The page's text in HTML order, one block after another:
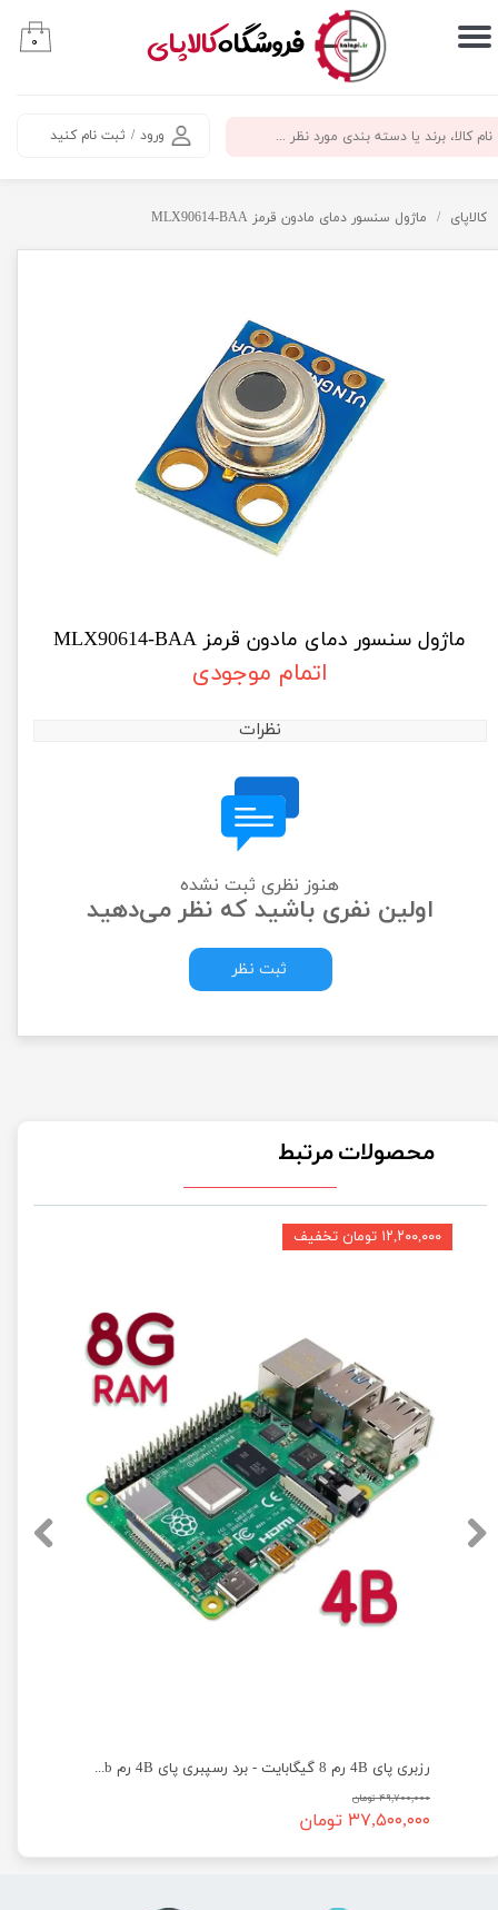
​فروشگاهکالاپای
ورود / ثبت نام کنید
حساب کاربری من
سفارشات
۰
کالاپای ماژول سنسور دمای مادون قرمز MLX90614-‌BAA
ماژول سنسور دمای مادون قرمز MLX90614-‌BAA
اتمام موجودی
نظرات
هنوز نظری ثبت نشده
اولین نفری باشید که نظر می‌دهید
ثبت نظر
محصولات مرتبط
رزبری پای 4B رم 8 گیگابایت - برد رسپبری پای 4B رم 8Gb
۴۹,۷۰۰,۰۰۰ تومان
۳۷,۵۰۰,۰۰۰ تومان
۱۲,۲۰۰,۰۰۰ تومان تخفیف